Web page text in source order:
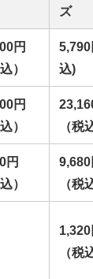
ズ
円
）
5,790
込)
円
）
（税
円
）
9,680
（税
1,320
（税